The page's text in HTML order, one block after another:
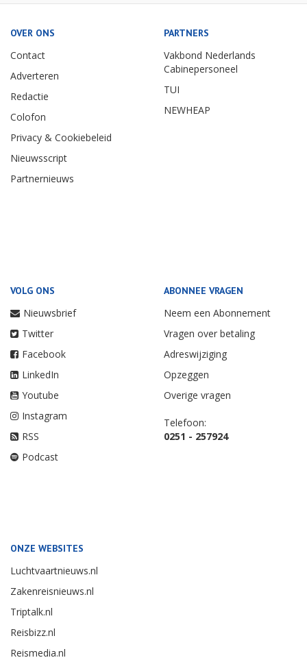
OVER ONS
Contact
Adverteren
Redactie
Colofon
Privacy & Cookiebeleid
Nieuwsscript
Partnernieuws
PARTNERS
Vakbond Nederlands
Cabinepersoneel
TUI
NEWHEAP
VOLG ONS
Nieuwsbrief
Twitter
Facebook
LinkedIn
Youtube
Instagram
RSS
Podcast
ABONNEE VRAGEN
Neem een Abonnement
Vragen over betaling
Adreswijziging
Opzeggen
Overige vragen
Telefoon:
0251 - 257924
ONZE WEBSITES
Luchtvaartnieuws.nl
Zakenreisnieuws.nl
Triptalk.nl
Reisbizz.nl
Reismedia.nl